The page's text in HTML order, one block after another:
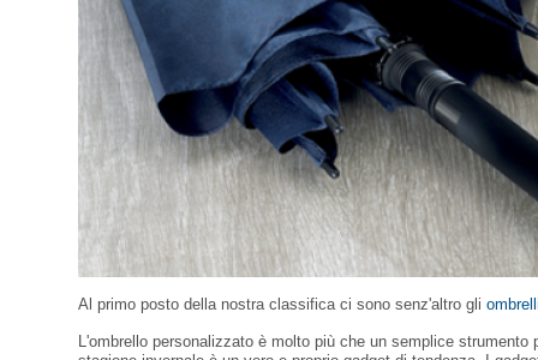
Al primo posto della nostra classifica ci sono senz'altro gli
L'ombrello personalizzato è molto più che un semplice